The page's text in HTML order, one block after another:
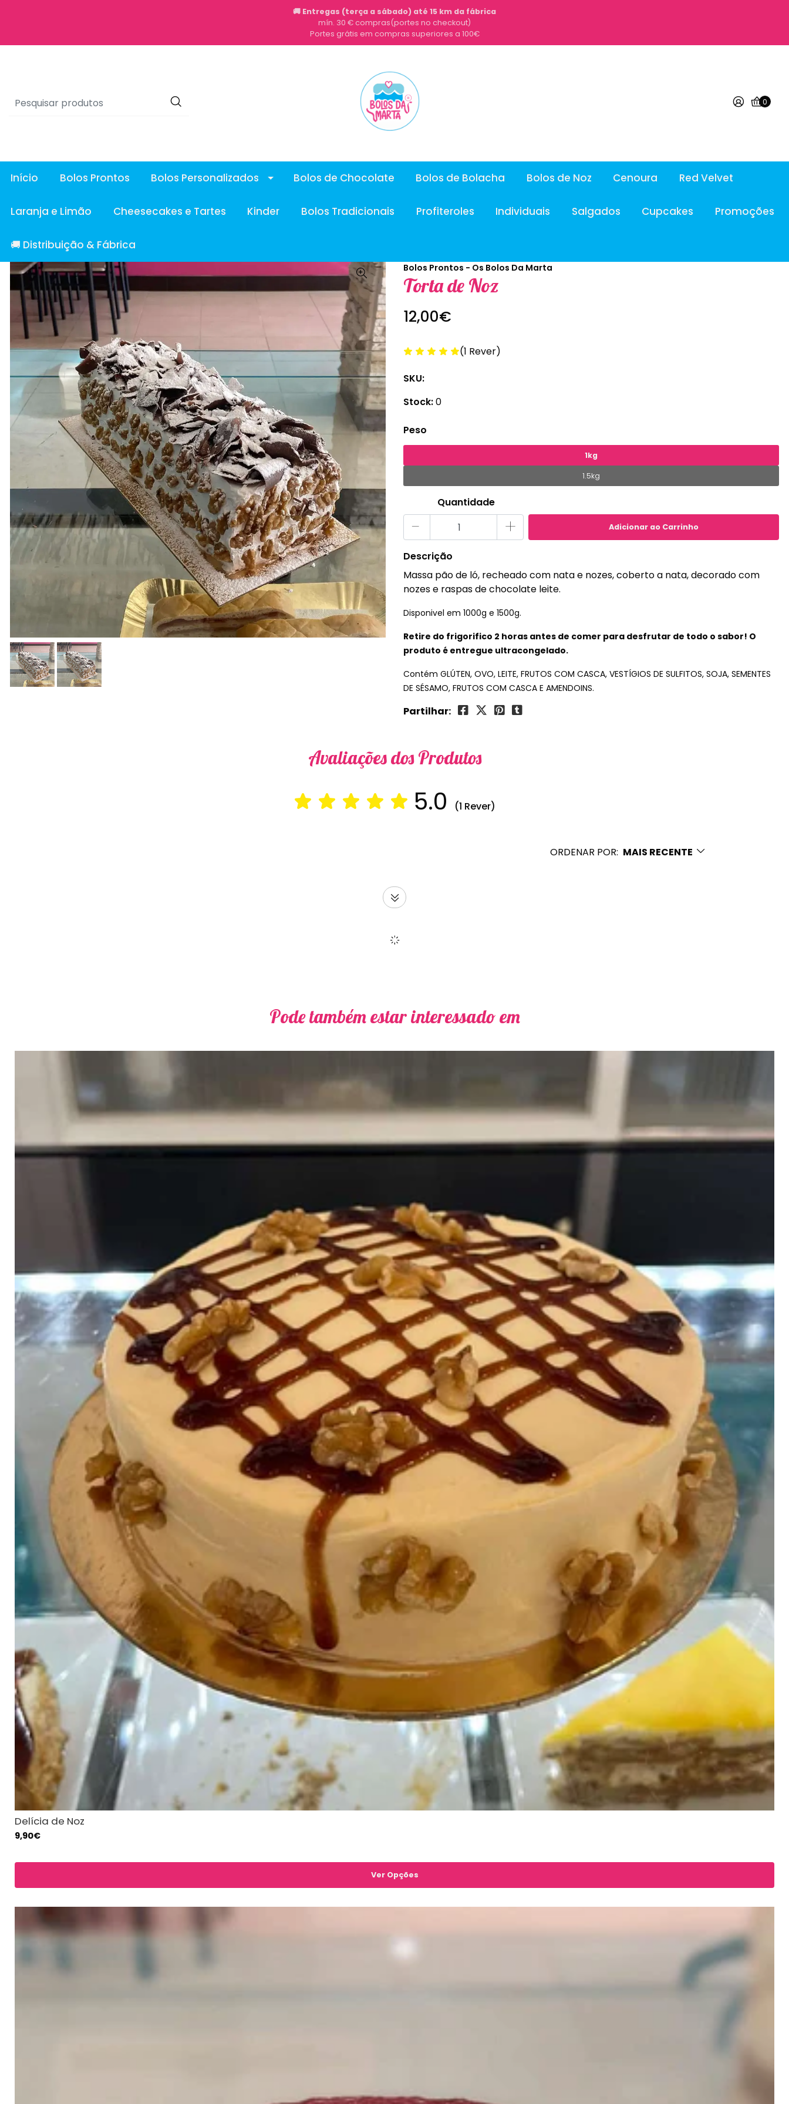
🚚 Entregas (terça a sábado) até 15 km da fábrica
mín. 30 € compras(portes no checkout)
Portes grátis em compras superiores a 100€
0
Início Bolos Prontos Bolos Personalizados Bolos de Chocolate Bolos de Bolacha Bolos de Noz Cenoura Red Velvet
Laranja e Limão Cheesecakes e Tartes Kinder Bolos Tradicionais Profiteroles Individuais Salgados Cupcakes Promoções
🚚 Distribuição & Fábrica
Bolos Prontos - Os Bolos Da Marta
Torta de Noz
12,00€
(1 Rever)
SKU:
Stock:0
Peso
1kg
1.5kg
Quantidade
- +
Descrição
Massa pão de ló, recheado com nata e nozes, coberto a nata, decorado com
nozes e raspas de chocolate leite.
Disponivel em 1000g e 1500g.
Retire do frigorifico 2 horas antes de comer para desfrutar de todo o sabor! O
produto é entregue ultracongelado.
Contém GLÚTEN, OVO, LEITE, FRUTOS COM CASCA, VESTÍGIOS DE SULFITOS, SOJA, SEMENTES
DE SÉSAMO, FRUTOS COM CASCA E AMENDOINS.
Partilhar:
Avaliações dos Produtos
5.0 (1 Rever)
ORDENAR POR: MAIS RECENTE
Pode também estar interessado em
Delícia de Noz
9,90€
Ver Opções